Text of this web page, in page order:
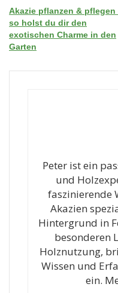
Akazie pflanzen & pflegen
so holst du dir den
exotischen Charme in den
Garten
Peter ist ein
und
faszinierende
Akazien
Hintergrund in
besonderen
Holznutzung,
Wissen und
ein.